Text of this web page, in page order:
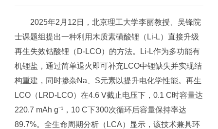
2025年2月12日，北京理工大学李丽教授、吴锋院
士课题组提出一种利用木质素磺酸锂（Li-L）直接升级
再生失效钴酸锂（D-LCO）的方法。Li-L作为多功能有
机锂盐，通过简单退火即可补充LCO中锂缺失并实现结
构重建，同时掺杂Na、S元素以提升电化学性能。再生
LCO（LRD-LCO）在4.6 V截止电压下，0.1 C时容量达
220.7 mAh g⁻¹，10 C下300次循环后容量保持率达
89.7%。全生命周期分析（LCA）显示，该技术兼具环